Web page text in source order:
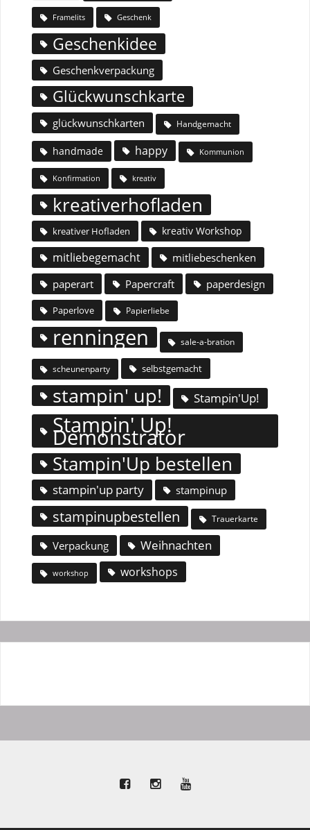
Framelits Geschenk
Geschenkidee
Geschenkverpackung
Glückwunschkarte
glückwunschkarten Handgemacht
handmade happy Kommunion
Konfirmation kreativ
kreativerhofladen
kreativer Hofladen kreativ Workshop
mitliebegemacht
mitliebeschenken
paperart
Papercraft paperdesign
Paperlove Papierliebe
renningen sale-a-bration
scheunenparty selbstgemacht
stampin' up! Stampin'Up!
Stampin' Up!
Demonstrator
Stampin'Up bestellen
stampin'up party stampinup
stampinupbestellen Trauerkarte
Verpackung Weihnachten
workshop workshops